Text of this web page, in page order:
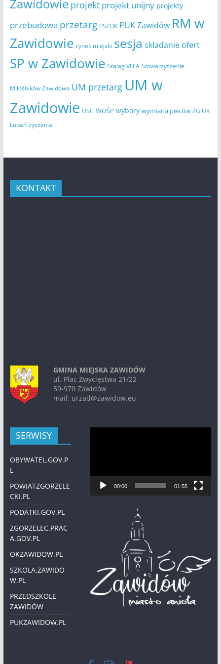
Zawidowie projekt projekt unijny projekty
przebudowa przetarg PSZOK PUK Zawidów RM w
Zawidowie rynek miejski sesja składanie ofert
SP w Zawidowie Stalag VIII A Stowarzyszenie
Miłośników Zawidowa UM przetarg UM w
Zawidowie USC WOŚP wybory wymiana pieców ZGiUK
Lubań życzenia
KONTAKT
GMINA MIEJSKA ZAWIDÓW
ul. Plac Zwycięstwa 21/22
59-970 Zawidów
mail: urzad@zawidow.eu
SERWISY
OBYWATEL.GOV.P
L
POWIATZGORZELE
CKI.PL
PODATKI.GOV.PL
ZGORZELEC.PRAC
A.GOV.PL
OKZAWIDOW.PL
SZKOLA.ZAWIDO
W.PL
PRZEDSZKOLE
ZAWIDÓW
PUKZAWIDOW.PL
00:00 01:55